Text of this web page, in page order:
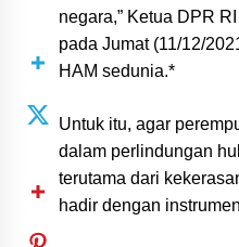
negara,” Ketua DPR
pada Jumat (11/12/
HAM sedunia.*
Untuk itu, agar
dalam perlindungan
terutama dari
hadir dengan